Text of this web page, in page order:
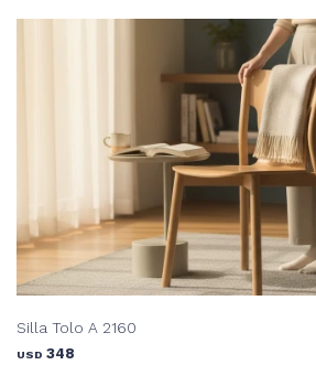
Silla Tolo A 2160
USD 348